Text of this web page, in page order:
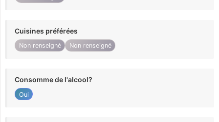
Cuisines préférées
Non renseigné Non renseigné
Consomme de l'alcool?
Oui